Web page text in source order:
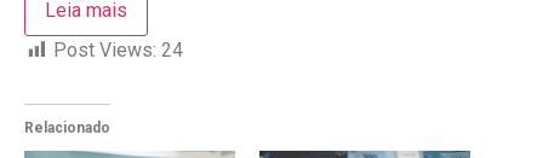
Leia mais
Post Views: 24
Relacionado